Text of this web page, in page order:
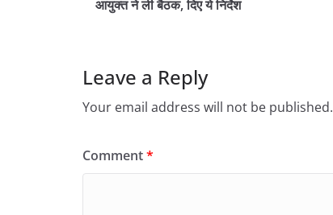
आयुक्त ने ली बैठक, दिए ये निर्देश
Leave a Reply
Your email address will not be published.
Comment*